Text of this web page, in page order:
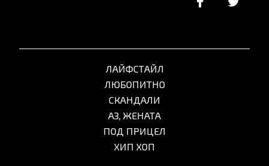
ЛАЙФСТАЙЛ
ЛЮБОПИТНО
СКАНДАЛИ
АЗ, ЖЕНАТА
ПОД ПРИЦЕЛ
ХИП ХОП